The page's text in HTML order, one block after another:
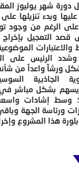
شهر يوليوز
وبدء تنزيلها
على الرغم من وجود
قصد التعجيل
الرئيس على
ورشاً واعداً من شأنه
الجاذبية
يسهم بشكل مباشر
وسط إشادات
ورئاسة الجهة
هذا المشروع